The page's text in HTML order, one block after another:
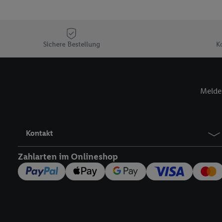
Sichere Bestellung
Kontakt
Zahlarten im Onlineshop
Sofern Sie hier Ihre
Verantwortlichkeit mit
zu erstellen (die
können, um Sie in von
Adresse in
Zudem erlauben Sie
den Lidl-Diensten
Wenn das der Fall ist,
Kundenkonto-
werden, damit wir
Nutzung der Utiq-
widerrufen - jederzeit
Telekommunikations-